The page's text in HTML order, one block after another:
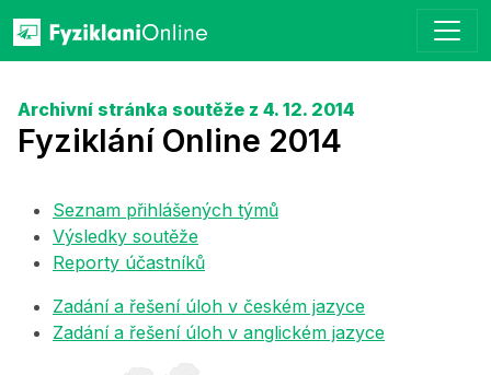
Archivní stránka soutěže z 4. 12. 2014
Fyziklání Online 2014
Seznam přihlášených týmů
Výsledky soutěže
Reporty účastníků
Zadání a řešení úloh v českém jazyce
Zadání a řešení úloh v anglickém jazyce